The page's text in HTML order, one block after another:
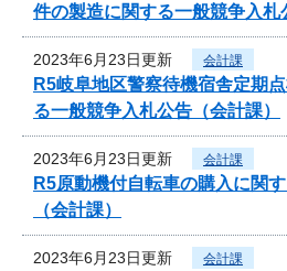
件の製造に関する一般競争入札
2023年6月23日更新 会計課
R5岐阜地区警察待機宿舎定期
る一般競争入札公告（会計課）
2023年6月23日更新 会計課
R5原動機付自転車の購入に関
（会計課）
2023年6月23日更新 会計課